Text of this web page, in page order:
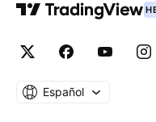
Español